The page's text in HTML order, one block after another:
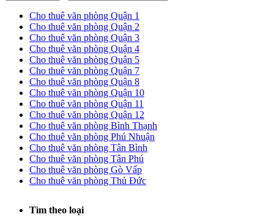
Cho thuê văn phòng Quận 1
Cho thuê văn phòng Quận 2
Cho thuê văn phòng Quận 3
Cho thuê văn phòng Quận 4
Cho thuê văn phòng Quận 5
Cho thuê văn phòng Quận 7
Cho thuê văn phòng Quận 8
Cho thuê văn phòng Quận 10
Cho thuê văn phòng Quận 11
Cho thuê văn phòng Quận 12
Cho thuê văn phòng Bình Thạnh
Cho thuê văn phòng Phú Nhuận
Cho thuê văn phòng Tân Bình
Cho thuê văn phòng Tân Phú
Cho thuê văn phòng Gò Vấp
Cho thuê văn phòng Thủ Đức
Tìm theo loại